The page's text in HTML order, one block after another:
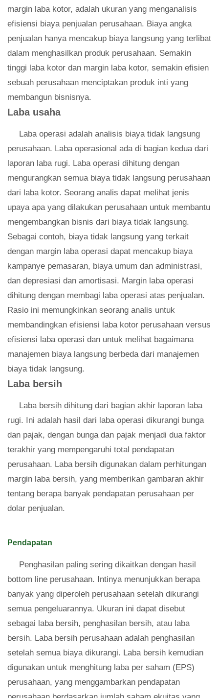
margin laba kotor, adalah ukuran yang menganalisis
efisiensi biaya penjualan perusahaan. Biaya angka
penjualan hanya mencakup biaya langsung yang terlibat
dalam menghasilkan produk perusahaan. Semakin
tinggi laba kotor dan margin laba kotor, semakin efisien
sebuah perusahaan menciptakan produk inti yang
membangun bisnisnya.
Laba usaha
Laba operasi adalah analisis biaya tidak langsung
perusahaan. Laba operasional ada di bagian kedua dari
laporan laba rugi. Laba operasi dihitung dengan
mengurangkan semua biaya tidak langsung perusahaan
dari laba kotor. Seorang analis dapat melihat jenis
upaya apa yang dilakukan perusahaan untuk membantu
mengembangkan bisnis dari biaya tidak langsung.
Sebagai contoh, biaya tidak langsung yang terkait
dengan margin laba operasi dapat mencakup biaya
kampanye pemasaran, biaya umum dan administrasi,
dan depresiasi dan amortisasi. Margin laba operasi
dihitung dengan membagi laba operasi atas penjualan.
Rasio ini memungkinkan seorang analis untuk
membandingkan efisiensi laba kotor perusahaan versus
efisiensi laba operasi dan untuk melihat bagaimana
manajemen biaya langsung berbeda dari manajemen
biaya tidak langsung.
Laba bersih
Laba bersih dihitung dari bagian akhir laporan laba
rugi. Ini adalah hasil dari laba operasi dikurangi bunga
dan pajak, dengan bunga dan pajak menjadi dua faktor
terakhir yang mempengaruhi total pendapatan
perusahaan. Laba bersih digunakan dalam perhitungan
margin laba bersih, yang memberikan gambaran akhir
tentang berapa banyak pendapatan perusahaan per
dolar penjualan.
Pendapatan
Penghasilan paling sering dikaitkan dengan hasil
bottom line perusahaan. Intinya menunjukkan berapa
banyak yang diperoleh perusahaan setelah dikurangi
semua pengeluarannya. Ukuran ini dapat disebut
sebagai laba bersih, penghasilan bersih, atau laba
bersih. Laba bersih perusahaan adalah penghasilan
setelah semua biaya dikurangi. Laba bersih kemudian
digunakan untuk menghitung laba per saham (EPS)
perusahaan, yang menggambarkan pendapatan